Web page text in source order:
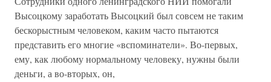
Высоцкому заработать Высоцкий был совсем не таким
бескорыстным человеком, каким часто пытаются
представить его многие «вспоминатели». Во-первых,
ему, как любому нормальному человеку, нужны были
деньги, а во-вторых, он,